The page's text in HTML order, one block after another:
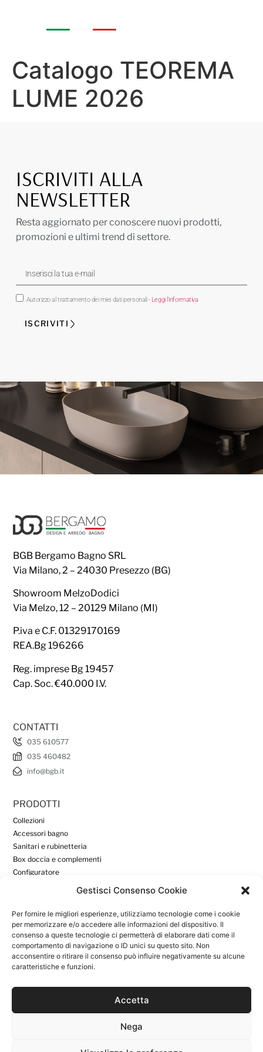
Gestisci Consenso Cookie
Per fornire le migliori esperienze, utilizziamo tecnologie come i cookie
per memorizzare e/o accedere alle informazioni del dispositivo. Il
consenso a queste tecnologie ci permetterà di elaborare dati come il
comportamento di navigazione o ID unici su questo sito. Non
acconsentire o ritirare il consenso può influire negativamente su alcune
caratteristiche e funzioni.
Accetta
Nega
Catalogo TEOREMA
LUME 2026
ISCRIVITI ALLA
NEWSLETTER
Resta aggiornato per conoscere nuovi prodotti,
promozioni e ultimi trend di settore.
Autorizzo al trattamento dei miei dati personali- Leggi l'informativa
ISCRIVITI
BGB Bergamo Bagno SRL
Via Milano, 2 – 24030 Presezzo (BG)
Showroom MelzoDodici
Via Melzo, 12 – 20129 Milano (MI)
P.iva e C.F. 01329170169
REA.Bg 196266
Reg. imprese Bg 19457
Cap. Soc. €40.000 I.V.
CONTATTI
035 610577
035 460482
info@bgb.it
PRODOTTI
Collezioni
Accessori bagno
Sanitari e rubinetteria
Box doccia e complementi
Configuratore
Download
Area Riservata
INFORMAZIONI UTILI
Azienda
Contatti